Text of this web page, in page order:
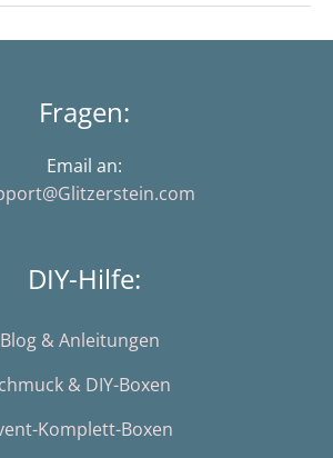
Fragen:
Email an:
DIY-Hilfe:
Blog & Anleitungen
& DIY-Boxen
Komplett-Boxen